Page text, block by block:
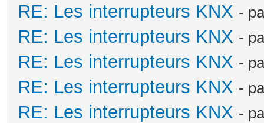
RE: Les interrupteurs KNX -
RE: Les interrupteurs KNX -
RE: Les interrupteurs KNX -
RE: Les interrupteurs KNX -
RE: Les interrupteurs KNX -